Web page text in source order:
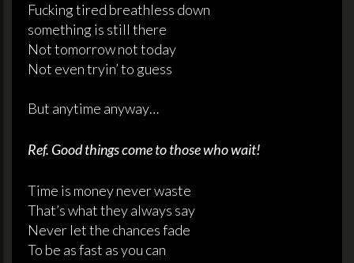
Fucking tired breathless down
something is still there
Not tomorrow not today
Not even tryin’ to guess
But anytime anyway…
Ref. Good things come to those who wait!
Time is money never waste
That’s what they always say
Never let the chances fade
To be as fast as you can